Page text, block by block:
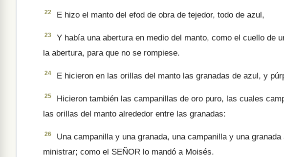
22 E hizo el manto del efod de obra de tejedor, todo de azul,
23
Y había una abertura en medio del manto, como el cuello de
la abertura, para que no se rompiese.
24 E hicieron en las orillas del manto las granadas de azul, y
25
Hicieron también las campa­nillas de oro puro, las cuales
las orillas del manto alrededor entre las grana­das:
26
Una campanilla y una grana­da, una campanilla y una
ministrar; como el SEÑOR lo mandó a Moisés.